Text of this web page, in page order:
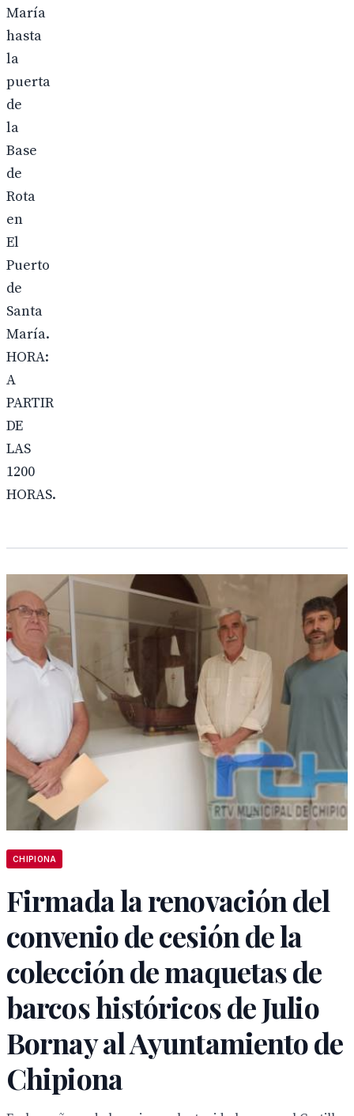
María
hasta
la
puerta
de
la
Base
de
Rota
en
El
Puerto
de
Santa
María.
HORA:
A
PARTIR
DE
LAS
1200
HORAS.
CHIPIONA
Firmada la renovación del
convenio de cesión de la
colección de maquetas de
barcos históricos de Julio
Bornay al Ayuntamiento de
Chipiona